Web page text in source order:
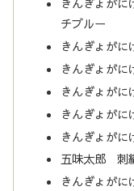
きんぎょがに
チブルー
きんぎょが
きんぎょがに
きんぎょが
きんぎょが
きんぎょが
五味太郎 刺
きんぎょが